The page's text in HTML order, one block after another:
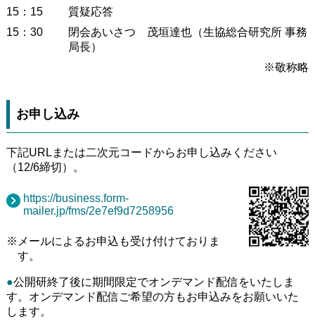
15：15
質疑応答
15：30
閉会あいさつ 茂垣達也（生協総合研究所 事務
局長）
※敬称略
お申し込み
下記URLまたは二次元コードからお申し込みください
（12/6締切）。
https://business.form-
mailer.jp/fms/2e7ef9d7258956
※メールによるお申込も受け付けておりま
す。
●公開研終了後に期間限定でオンデマンド配信をいたしま
す。オンデマンド配信ご希望の方もお申込みをお願いいた
します。